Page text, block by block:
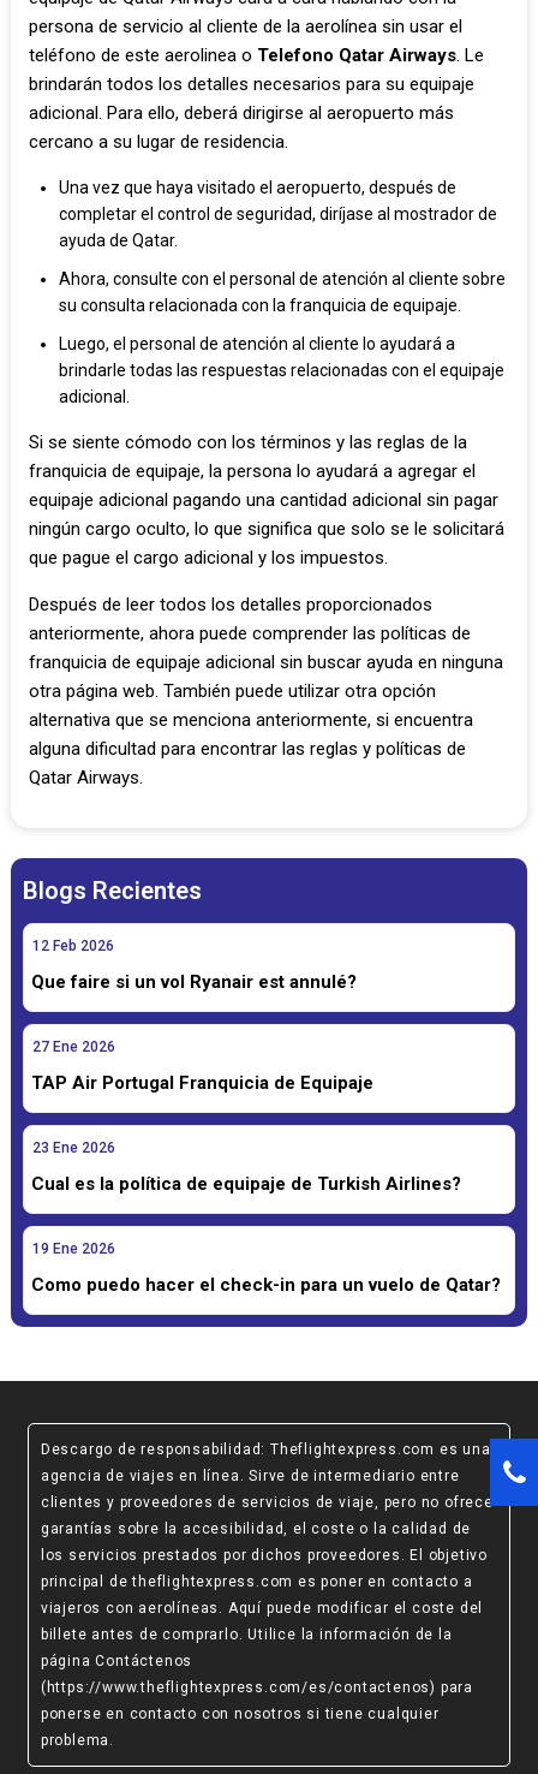
persona de servicio al cliente de la aerolínea sin usar el
teléfono de este aerolinea o Telefono Qatar Airways. Le
brindarán todos los detalles necesarios para su equipaje
adicional. Para ello, deberá dirigirse al aeropuerto más
cercano a su lugar de residencia.
Una vez que haya visitado el aeropuerto, después de
completar el control de seguridad, diríjase al mostrador de
ayuda de Qatar.
Ahora, consulte con el personal de atención al cliente sobre
su consulta relacionada con la franquicia de equipaje.
Luego, el personal de atención al cliente lo ayudará a
brindarle todas las respuestas relacionadas con el equipaje
adicional.
Si se siente cómodo con los términos y las reglas de la
franquicia de equipaje, la persona lo ayudará a agregar el
equipaje adicional pagando una cantidad adicional sin pagar
ningún cargo oculto, lo que significa que solo se le solicitará
que pague el cargo adicional y los impuestos.
Después de leer todos los detalles proporcionados
anteriormente, ahora puede comprender las políticas de
franquicia de equipaje adicional sin buscar ayuda en ninguna
otra página web. También puede utilizar otra opción
alternativa que se menciona anteriormente, si encuentra
alguna dificultad para encontrar las reglas y políticas de
Qatar Airways.
Blogs Recientes
12 Feb 2026
Que faire si un vol Ryanair est annulé?
27 Ene 2026
TAP Air Portugal Franquicia de Equipaje
23 Ene 2026
Cual es la política de equipaje de Turkish Airlines?
19 Ene 2026
Como puedo hacer el check-in para un vuelo de Qatar?
Descargo de responsabilidad : Theflightexpress.com es una
agencia de viajes en línea. Sirve de intermediario entre
clientes y proveedores de servicios de viaje, pero no ofrece
garantías sobre la accesibilidad, el coste o la calidad de
los servicios prestados por dichos proveedores. El objetivo
principal de theflightexpress.com es poner en contacto a
viajeros con aerolíneas. Aquí puede modificar el coste del
billete antes de comprarlo. Utilice la información de la
página Contáctenos
(https://www.theflightexpress.com/es/contactenos) para
ponerse en contacto con nosotros si tiene cualquier
problema.